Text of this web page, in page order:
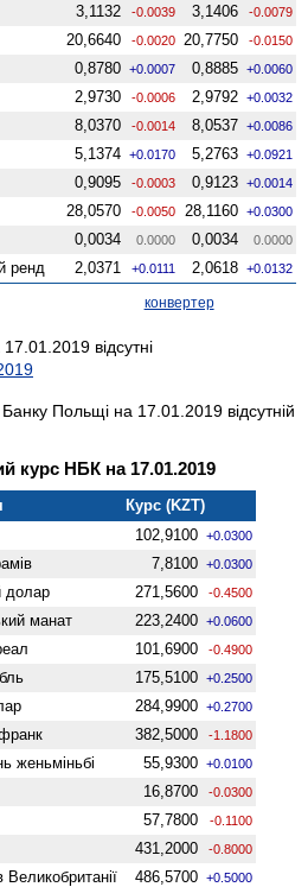
3,1132 -0.0039 3,1406 -0.0079
20,6640 -0.0020 20,7750 -0.0150
0,8780 +0.0007 0,8885 +0.0060
2,9730 -0.0006 2,9792 +0.0032
8,0370 -0.0014 8,0537 +0.0086
5,1374 +0.0170 5,2763 +0.0921
0,9095 -0.0003 0,9123 +0.0014
28,0570 -0.0050 28,1160 +0.0300
0,0034 0.0000 0,0034 0.0000
ренд 2,0371 +0.0111 2,0618 +0.0132
конвертер
відсутні
Польщі на 17.01.2019 відсутній
курс НБК на 17.01.2019
Курс (KZT)
102,9100 +0.0300
7,8100 +0.0300
долар 271,5600 -0.4500
манат 223,2400 +0.0600
101,6900 -0.4900
175,5100 +0.2500
284,9900 +0.2700
382,5000 -1.1800
женьмiньбi 55,9300 +0.0100
16,8700 -0.0300
57,7800 -0.1100
431,2000 -0.8000
Велико­британії 486,5700 +0.5000